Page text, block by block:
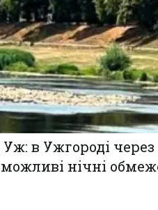
в Ужгороді через
нічні